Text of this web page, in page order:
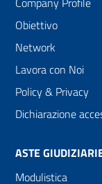
Obiettivo
Network
Lavora con Noi
Policy & Privacy
Dichiarazione
ASTE
Modulistica